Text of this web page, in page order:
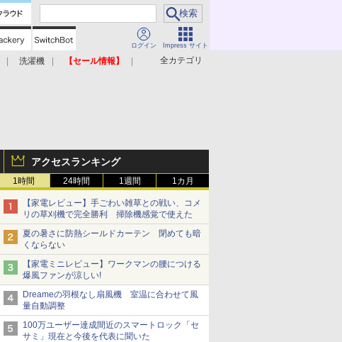
ログイン Impress サイト
全カテゴリ
洗濯機
【セール情報】
アクセスランキング
1時間 24時間 1週間 1カ月
【家電レビュー】手ごわい雑草との戦い、コメ
リの草刈機で完全勝利 掃除機感覚で使えた
夏の暑さに防熱シールドカーテン 閉めても暗
くならない
【家電ミニレビュー】ワークマンの腰につける
爆風ファンが涼しい!
Dreameの羽根なし扇風機 室温に合わせて風
量自動調整
100万ユーザー達成間近のスマートロック「セ
サミ」現在と今後を代表に聞いた